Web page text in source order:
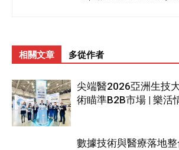
相關文章 多從作者
尖端醫2026亞洲生技
術瞄準B2B市場 | 樂活
數據技術與醫療落地